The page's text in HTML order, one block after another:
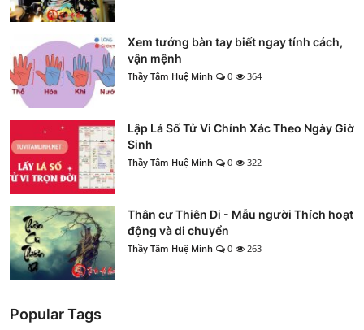
Xem tướng bàn tay biết ngay tính cách,
vận mệnh
Thầy Tâm Huệ Minh 0 364
Lập Lá Số Tử Vi Chính Xác Theo Ngày Giờ
Sinh
Thầy Tâm Huệ Minh 0 322
Thân cư Thiên Di - Mẫu người Thích hoạt
động và di chuyển
Thầy Tâm Huệ Minh 0 263
Popular Tags